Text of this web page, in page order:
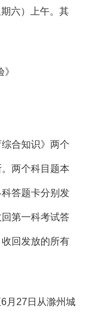
六）上午。其
综合知识》两个
两个科目题本
答题卡分别发
第一科考试答
回发放的所有
月27日从滁州城